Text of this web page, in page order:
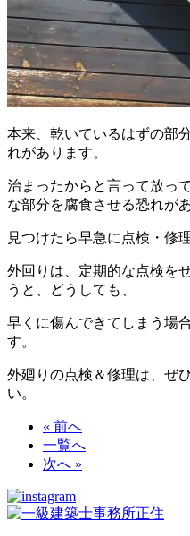
本来、乾いているはずの部
れがあります。
治まったからと言って放っ
な部分を腐食させる恐れが
見つけたら早急に点検・修
外回りは、定期的な点検を
うと、どうしても、
早くに傷んできてしまう場
す。
外廻りの点検＆修理は、ぜ
い。
« 前へ
一覧へ
次へ »